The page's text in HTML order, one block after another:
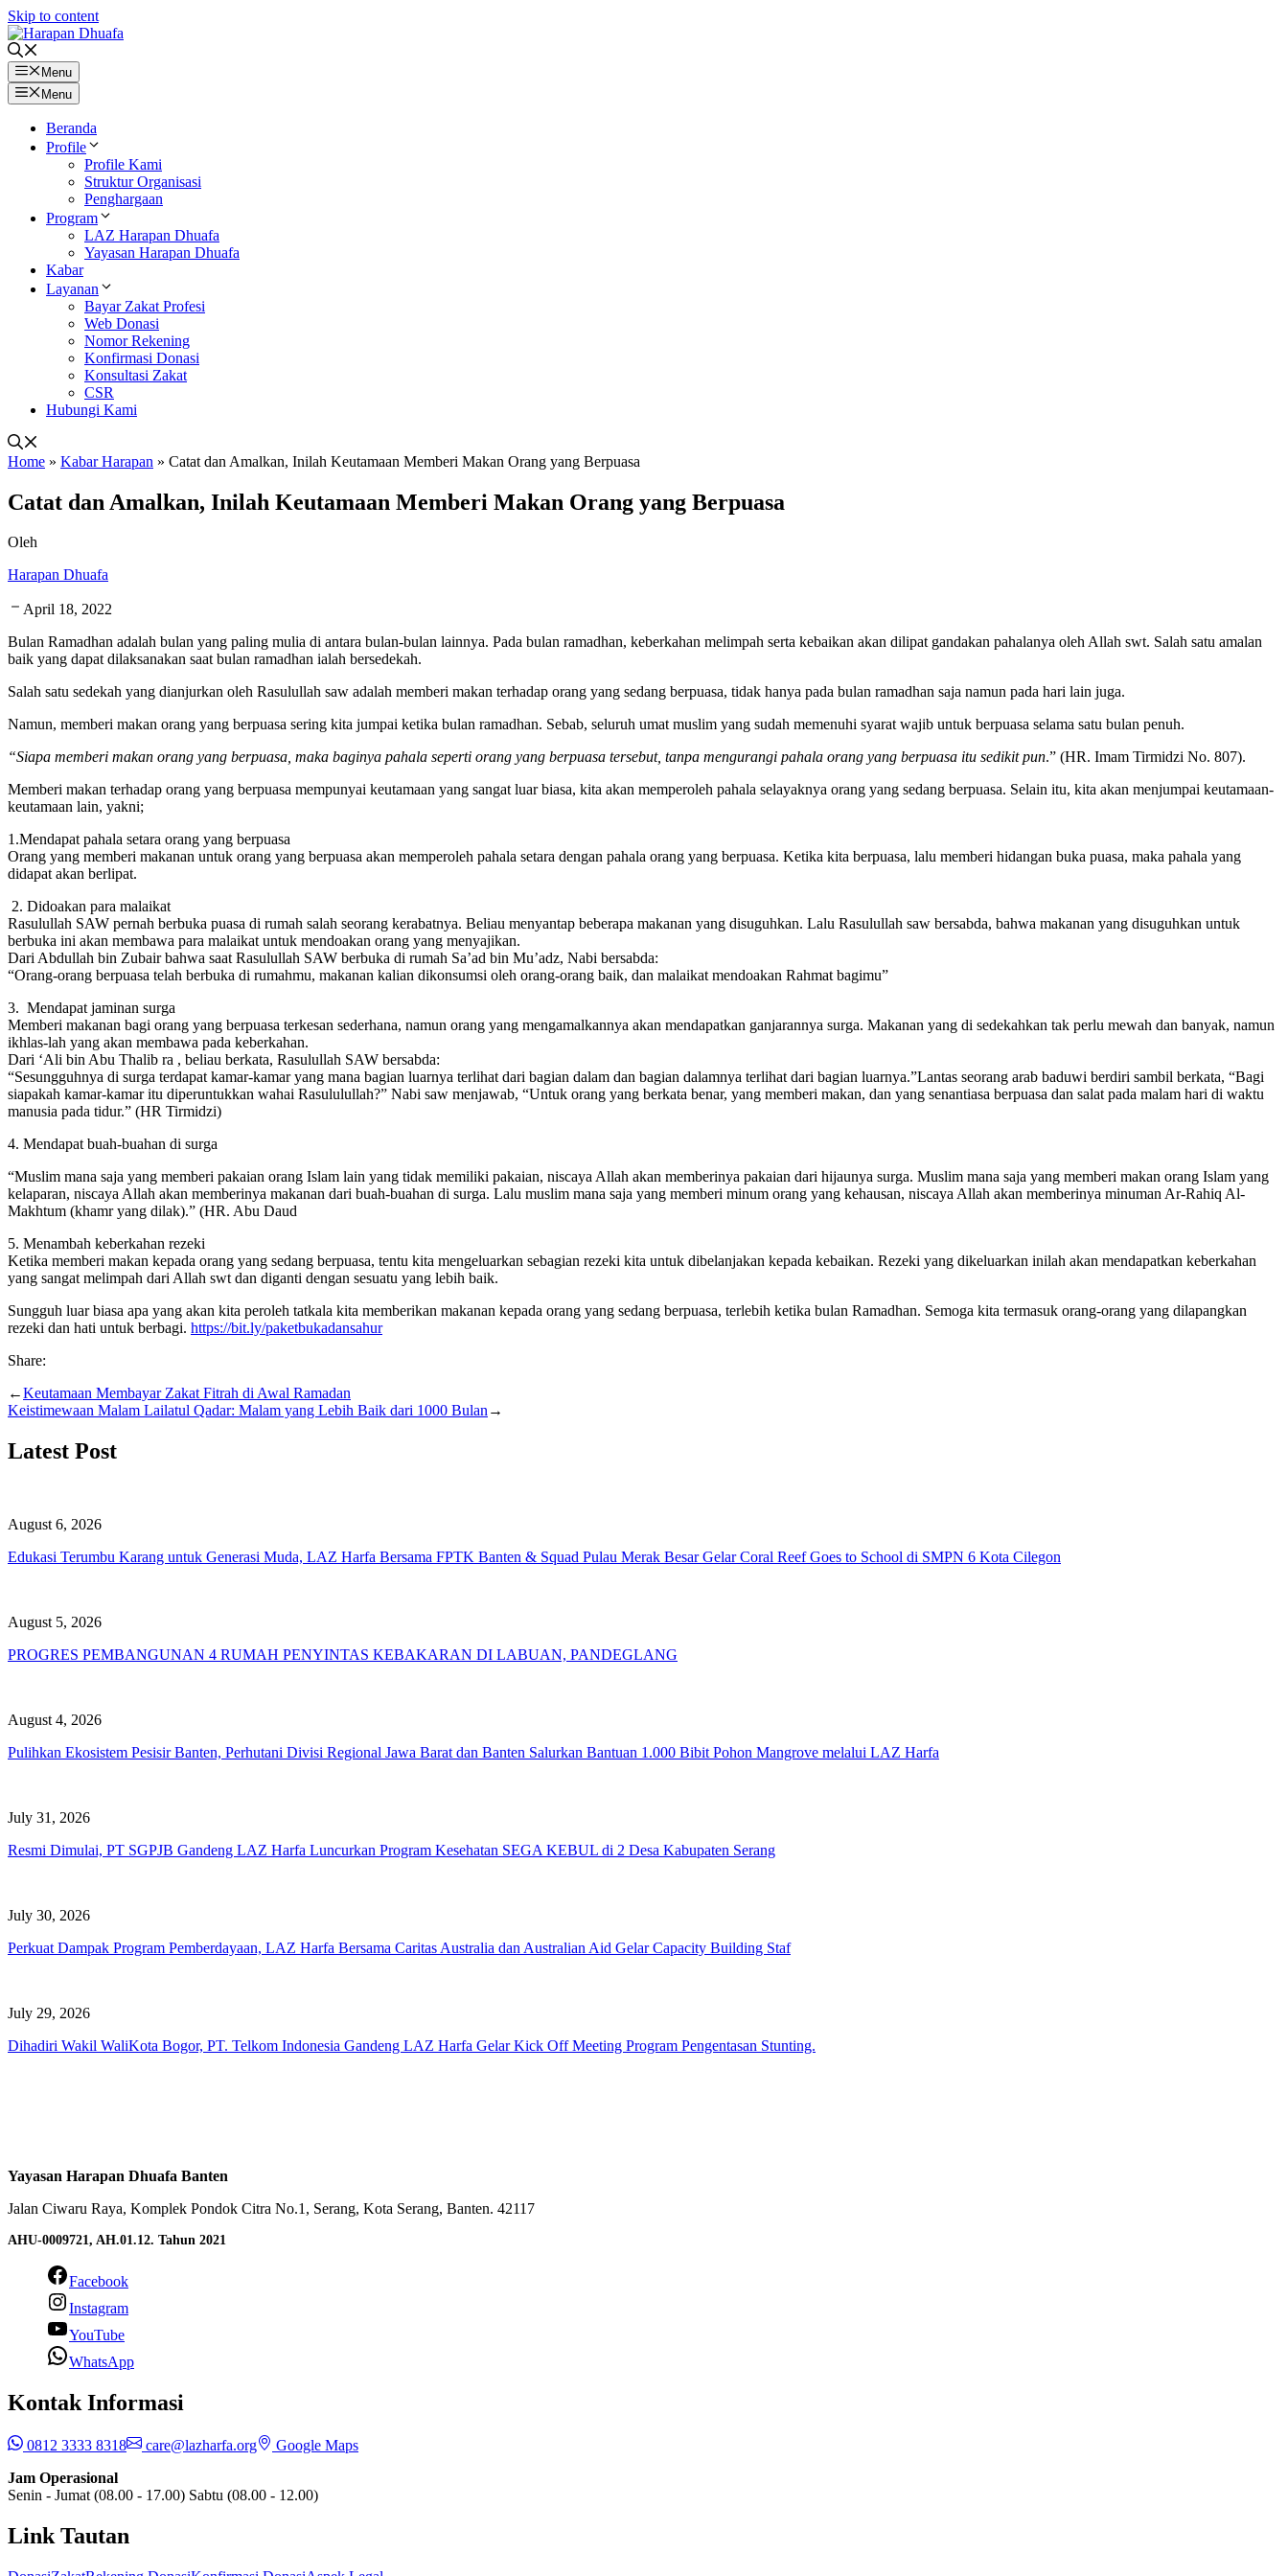
Skip to content
Menu
Menu
Beranda
Profile
Profile Kami
Struktur Organisasi
Penghargaan
Program
LAZ Harapan Dhuafa
Yayasan Harapan Dhuafa
Kabar
Layanan
Bayar Zakat Profesi
Web Donasi
Nomor Rekening
Konfirmasi Donasi
Konsultasi Zakat
CSR
Hubungi Kami
Home » Kabar Harapan » Catat dan Amalkan, Inilah Keutamaan Memberi Makan Orang yang Berpuasa
Catat dan Amalkan, Inilah Keutamaan Memberi Makan Orang yang Berpuasa
Oleh
Harapan Dhuafa
April 18, 2022
Bulan Ramadhan adalah bulan yang paling mulia di antara bulan-bulan lainnya. Pada bulan ramadhan, keberkahan melimpah serta kebaikan akan dilipat gandakan pahalanya oleh Allah swt. Salah satu amalan
baik yang dapat dilaksanakan saat bulan ramadhan ialah bersedekah.
Salah satu sedekah yang dianjurkan oleh Rasulullah saw adalah memberi makan terhadap orang yang sedang berpuasa, tidak hanya pada bulan ramadhan saja namun pada hari lain juga.
Namun, memberi makan orang yang berpuasa sering kita jumpai ketika bulan ramadhan. Sebab, seluruh umat muslim yang sudah memenuhi syarat wajib untuk berpuasa selama satu bulan penuh.
“Siapa memberi makan orang yang berpuasa, maka baginya pahala seperti orang yang berpuasa tersebut, tanpa mengurangi pahala orang yang berpuasa itu sedikit pun.” (HR. Imam Tirmidzi No. 807).
Memberi makan terhadap orang yang berpuasa mempunyai keutamaan yang sangat luar biasa, kita akan memperoleh pahala selayaknya orang yang sedang berpuasa. Selain itu, kita akan menjumpai keutamaan-
keutamaan lain, yakni;
1.Mendapat pahala setara orang yang berpuasa
Orang yang memberi makanan untuk orang yang berpuasa akan memperoleh pahala setara dengan pahala orang yang berpuasa. Ketika kita berpuasa, lalu memberi hidangan buka puasa, maka pahala yang
didapat akan berlipat.
2. Didoakan para malaikat
Rasulullah SAW pernah berbuka puasa di rumah salah seorang kerabatnya. Beliau menyantap beberapa makanan yang disuguhkan. Lalu Rasulullah saw bersabda, bahwa makanan yang disuguhkan untuk
berbuka ini akan membawa para malaikat untuk mendoakan orang yang menyajikan.
Dari Abdullah bin Zubair bahwa saat Rasulullah SAW berbuka di rumah Sa’ad bin Mu’adz, Nabi bersabda:
“Orang-orang berpuasa telah berbuka di rumahmu, makanan kalian dikonsumsi oleh orang-orang baik, dan malaikat mendoakan Rahmat bagimu”
3. Mendapat jaminan surga
Memberi makanan bagi orang yang berpuasa terkesan sederhana, namun orang yang mengamalkannya akan mendapatkan ganjarannya surga. Makanan yang di sedekahkan tak perlu mewah dan banyak, namun
ikhlas-lah yang akan membawa pada keberkahan.
Dari ‘Ali bin Abu Thalib ra , beliau berkata, Rasulullah SAW bersabda:
“Sesungguhnya di surga terdapat kamar-kamar yang mana bagian luarnya terlihat dari bagian dalam dan bagian dalamnya terlihat dari bagian luarnya.”Lantas seorang arab baduwi berdiri sambil berkata, “Bagi
siapakah kamar-kamar itu diperuntukkan wahai Rasululullah?” Nabi saw menjawab, “Untuk orang yang berkata benar, yang memberi makan, dan yang senantiasa berpuasa dan salat pada malam hari di waktu
manusia pada tidur.” (HR Tirmidzi)
4. Mendapat buah-buahan di surga
“Muslim mana saja yang memberi pakaian orang Islam lain yang tidak memiliki pakaian, niscaya Allah akan memberinya pakaian dari hijaunya surga. Muslim mana saja yang memberi makan orang Islam yang
kelaparan, niscaya Allah akan memberinya makanan dari buah-buahan di surga. Lalu muslim mana saja yang memberi minum orang yang kehausan, niscaya Allah akan memberinya minuman Ar-Rahiq Al-
Makhtum (khamr yang dilak).” (HR. Abu Daud
5. Menambah keberkahan rezeki
Ketika memberi makan kepada orang yang sedang berpuasa, tentu kita mengeluarkan sebagian rezeki kita untuk dibelanjakan kepada kebaikan. Rezeki yang dikeluarkan inilah akan mendapatkan keberkahan
yang sangat melimpah dari Allah swt dan diganti dengan sesuatu yang lebih baik.
Sungguh luar biasa apa yang akan kita peroleh tatkala kita memberikan makanan kepada orang yang sedang berpuasa, terlebih ketika bulan Ramadhan. Semoga kita termasuk orang-orang yang dilapangkan
rezeki dan hati untuk berbagi. https://bit.ly/paketbukadansahur
Share:
←Keutamaan Membayar Zakat Fitrah di Awal Ramadan
Keistimewaan Malam Lailatul Qadar: Malam yang Lebih Baik dari 1000 Bulan→
Latest Post
August 6, 2026
Edukasi Terumbu Karang untuk Generasi Muda, LAZ Harfa Bersama FPTK Banten & Squad Pulau Merak Besar Gelar Coral Reef Goes to School di SMPN 6 Kota Cilegon
August 5, 2026
PROGRES PEMBANGUNAN 4 RUMAH PENYINTAS KEBAKARAN DI LABUAN, PANDEGLANG
August 4, 2026
Pulihkan Ekosistem Pesisir Banten, Perhutani Divisi Regional Jawa Barat dan Banten Salurkan Bantuan 1.000 Bibit Pohon Mangrove melalui LAZ Harfa
July 31, 2026
Resmi Dimulai, PT SGPJB Gandeng LAZ Harfa Luncurkan Program Kesehatan SEGA KEBUL di 2 Desa Kabupaten Serang
July 30, 2026
Perkuat Dampak Program Pemberdayaan, LAZ Harfa Bersama Caritas Australia dan Australian Aid Gelar Capacity Building Staf
July 29, 2026
Dihadiri Wakil WaliKota Bogor, PT. Telkom Indonesia Gandeng LAZ Harfa Gelar Kick Off Meeting Program Pengentasan Stunting.
Yayasan Harapan Dhuafa Banten
Jalan Ciwaru Raya, Komplek Pondok Citra No.1, Serang, Kota Serang, Banten. 42117
AHU-0009721, AH.01.12. Tahun 2021
Facebook
Instagram
YouTube
WhatsApp
Kontak Informasi
0812 3333 8318 care@lazharfa.org
Google Maps
Jam Operasional
Senin - Jumat (08.00 - 17.00) Sabtu (08.00 - 12.00)
Link Tautan